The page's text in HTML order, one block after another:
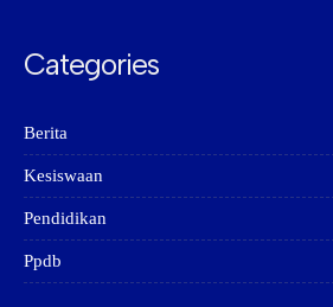
Categories
Berita
Kesiswaan
Pendidikan
Ppdb